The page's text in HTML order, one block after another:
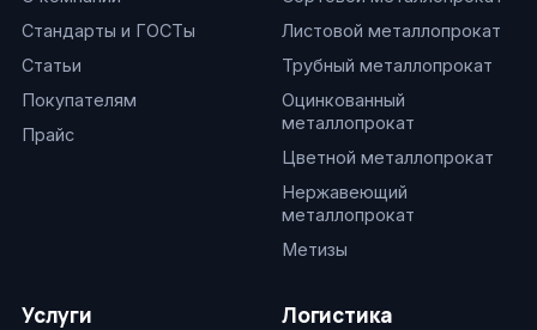
Стандарты и ГОСТы
Статьи
Покупателям
Прайс
Листовой металлопрокат
Трубный металлопрокат
Оцинкованный
металлопрокат
Цветной металлопрокат
Нержавеющий
металлопрокат
Метизы
Услуги Логистика